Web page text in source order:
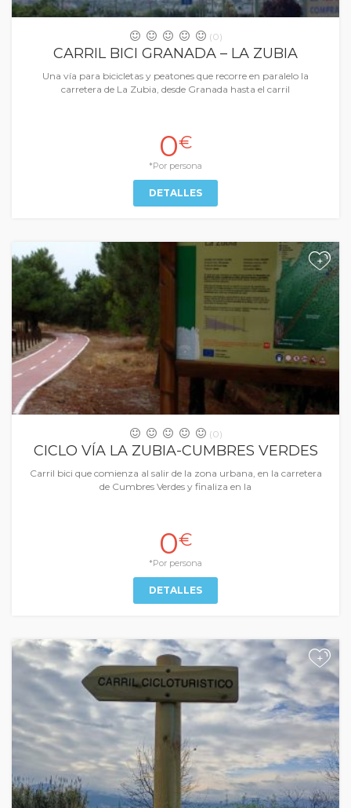
(0)
CARRIL BICI GRANADA – LA ZUBIA
Una vía para bicicletas y peatones que recorre en paralelo la
carretera de La Zubia, desde Granada hasta el carril
0€
*Por persona
DETALLES
+
(0)
CICLO VÍA LA ZUBIA-CUMBRES VERDES
Carril bici que comienza al salir de la zona urbana, en la carretera
de Cumbres Verdes y finaliza en la
0€
*Por persona
DETALLES
+